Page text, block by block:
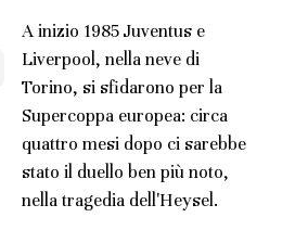
A inizio 1985 Juventus e
Liverpool, nella neve di
Torino, si sfidarono per la
Supercoppa europea: circa
quattro mesi dopo ci sarebbe
stato il duello ben più noto,
nella tragedia dell'Heysel.